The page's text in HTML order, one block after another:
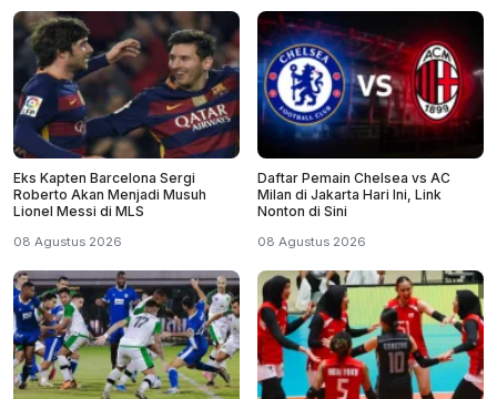
Eks Kapten Barcelona Sergi
Roberto Akan Menjadi Musuh
Lionel Messi di MLS
08 Agustus 2026
Daftar Pemain Chelsea vs AC
Milan di Jakarta Hari Ini, Link
Nonton di Sini
08 Agustus 2026